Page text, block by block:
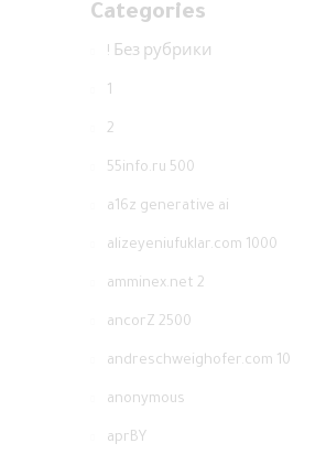
Categories
! Без рубрики
1
2
55info.ru 500
a16z generative ai
alizeyeniufuklar.com 1000
amminex.net 2
ancorZ 2500
andreschweighofer.com 10
anonymous
aprBY